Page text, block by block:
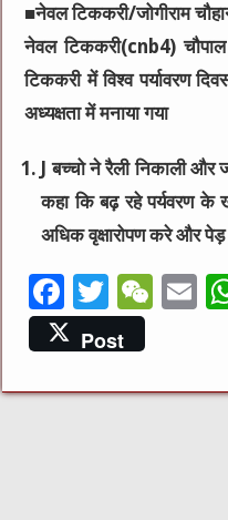
■नेवल टिककरी/जोगीराम
नेवल टिककरी(cnb4)
टिककरी में विश्व पर्यावरण
अध्यक्षता में मनाया गया
J बच्चो ने रैली निकाली
कहा कि बढ़ रहे पर्यवरण
अधिक वृक्षारोपण करे और
F
a
c
e
T
w
it
te
W
h
E
l
Post